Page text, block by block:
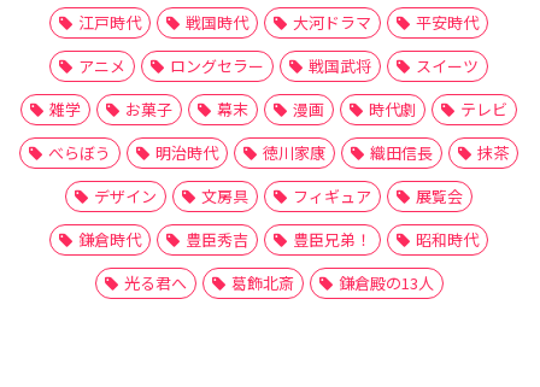
江戸時代 戦国時代 大河ドラマ
平安時代
アニメ
ロングセラー 戦国武将
スイーツ
雑学
お菓子 幕末 漫画 時代劇
テレビ
べらぼう
明治時代 徳川家康 織田信長
抹茶
デザイン
文房具 フィギュア
展覧会
鎌倉時代
豊臣秀吉 豊臣兄弟！
昭和時代
光る君へ
葛飾北斎 鎌倉殿の13人